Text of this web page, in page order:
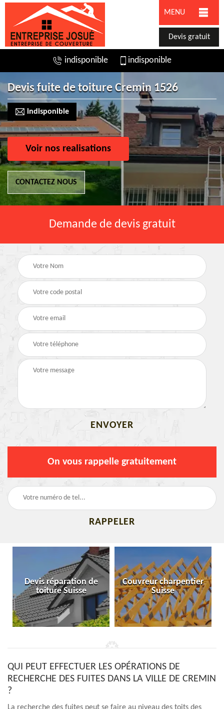
MENU
Devis gratuit
indisponible indisponible
Devis fuite de toiture Cremin 1526
indisponible
Voir nos realisations
CONTACTEZ NOUS
Demande de devis gratuit
On vous rappelle gratuitement
Devis réparation de
toiture Suisse
Couvreur charpentier
Suisse
QUI PEUT EFFECTUER LES OPÉRATIONS DE
RECHERCHE DES FUITES DANS LA VILLE DE CREMIN
?